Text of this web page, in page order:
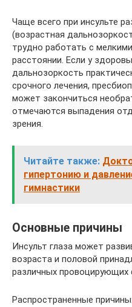
Чаще всего при инсульте
(возрастная
трудно работать с
расстоянии. Если у
дальнозоркость
срочного лечения,
может закончиться
отмечаются выпадения
зрения.
Читайте также:
гипертонию и
гимнастики
Основные причины
Инсульт глаза может
возраста и половой
различных провоцирующих
Распространенные причины: